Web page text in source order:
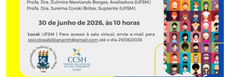
Banco Central do Brasil